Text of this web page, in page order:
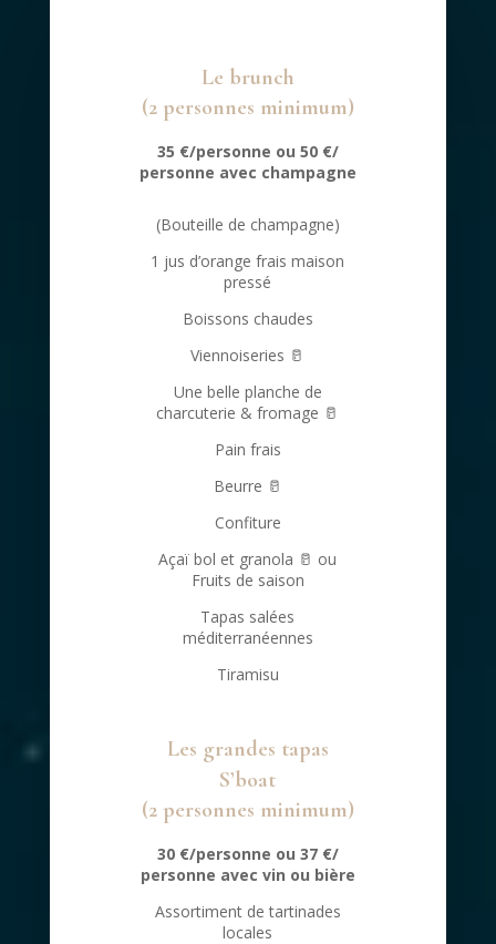
Le brunch
(2 personnes minimum)
35 €/personne ou 50 €/
personne avec champagne
(Bouteille de champagne)
1 jus d’orange frais maison
pressé
Boissons chaudes
Viennoiseries 🥛
Une belle planche de
charcuterie & fromage 🥛
Pain frais
Beurre 🥛
Confiture
Açaï bol et granola 🥛 ou
Fruits de saison
Tapas salées
méditerranéennes
Tiramisu
Les grandes tapas
S’boat
(2 personnes minimum)
30 €/personne ou 37 €/
personne avec vin ou bière
Assortiment de tartinades
locales